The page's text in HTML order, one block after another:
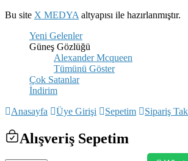
Bu site X MEDYA altyapısı ile hazırlanmıştır.
Yeni Gelenler
Güneş Gözlüğü
Alexander Mcqueen
Tümünü Göster
Çok Satanlar
İndirim
Anasayfa
Üye Girişi Sepetim Sipariş
Alışveriş Sepetim